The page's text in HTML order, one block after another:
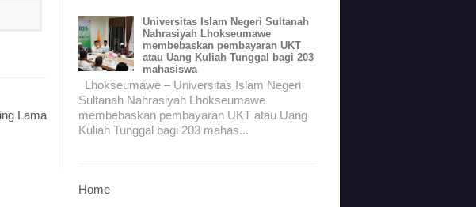
Lama
Universitas Islam Negeri Sultanah
Nahrasiyah Lhokseumawe
membebaskan pembayaran UKT
atau Uang Kuliah Tunggal bagi 203
mahasiswa
Lhokseumawe – Universitas Islam Negeri
Sultanah Nahrasiyah Lhokseumawe
membebaskan pembayaran UKT atau Uang
Kuliah Tunggal bagi 203 mahas...
Home